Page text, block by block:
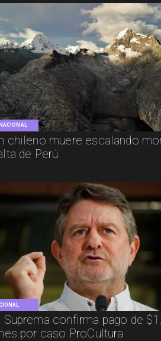
chileno muere escalando
de Perú
Suprema confirma pago de
por caso ProCultura